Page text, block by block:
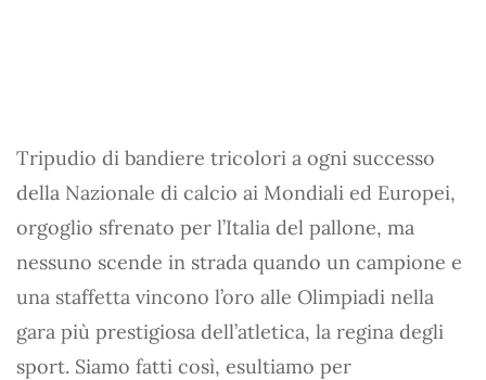
Tripudio di bandiere tricolori a ogni successo
della Nazionale di calcio ai Mondiali ed Europei,
orgoglio sfrenato per l’Italia del pallone, ma
nessuno scende in strada quando un campione e
una staffetta vincono l’oro alle Olimpiadi nella
gara più prestigiosa dell’atletica, la regina degli
sport. Siamo fatti così, esultiamo per